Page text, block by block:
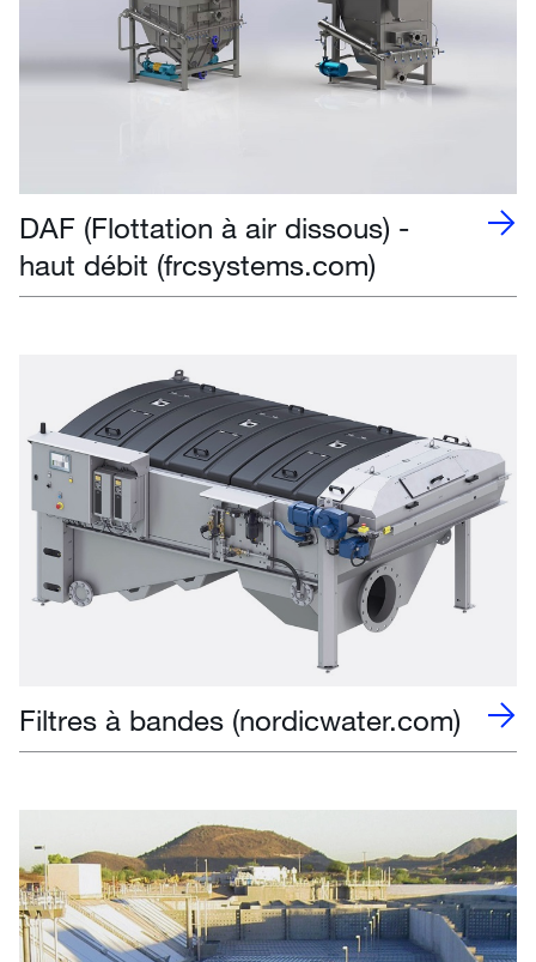
DAF (Flottation à air dissous) -
haut débit (frcsystems.com)
Filtres à bandes (nordicwater.com)